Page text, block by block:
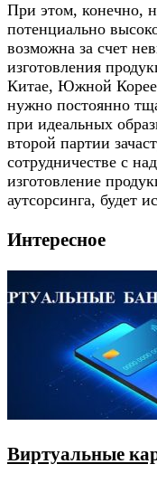
При этом, конечно,
потенциально
возможна за счет
изготовления
Китае, Южной
нужно постоянно
при идеальных
второй партии
сотрудничестве с
изготовление
аутсорсинга, будет
Интересное
Виртуальные